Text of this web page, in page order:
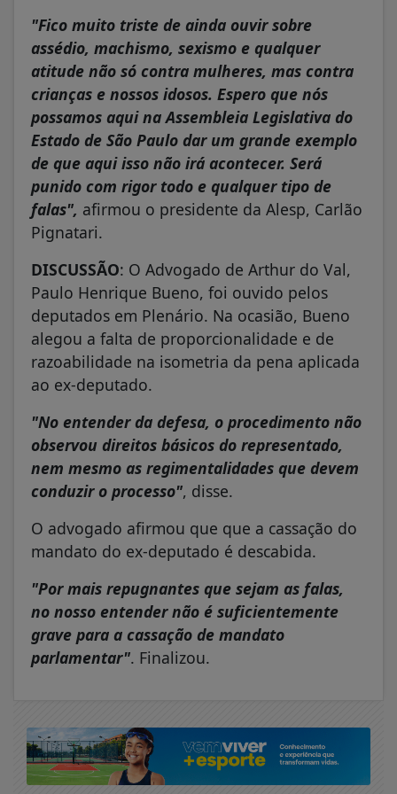
"Fico muito triste de ainda ouvir sobre
assédio, machismo, sexismo e qualquer
atitude não só contra mulheres, mas contra
crianças e nossos idosos. Espero que nós
possamos aqui na Assembleia Legislativa do
Estado de São Paulo dar um grande exemplo
de que aqui isso não irá acontecer. Será
punido com rigor todo e qualquer tipo de
falas", afirmou o presidente da Alesp, Carlão
Pignatari.
DISCUSSÃO: O Advogado de Arthur do Val,
Paulo Henrique Bueno, foi ouvido pelos
deputados em Plenário. Na ocasião, Bueno
alegou a falta de proporcionalidade e de
razoabilidade na isometria da pena aplicada
ao ex-deputado.
"No entender da defesa, o procedimento não
observou direitos básicos do representado,
nem mesmo as regimentalidades que devem
conduzir o processo", disse.
O advogado afirmou que que a cassação do
mandato do ex-deputado é descabida.
"Por mais repugnantes que sejam as falas,
no nosso entender não é suficientemente
grave para a cassação de mandato
parlamentar". Finalizou.